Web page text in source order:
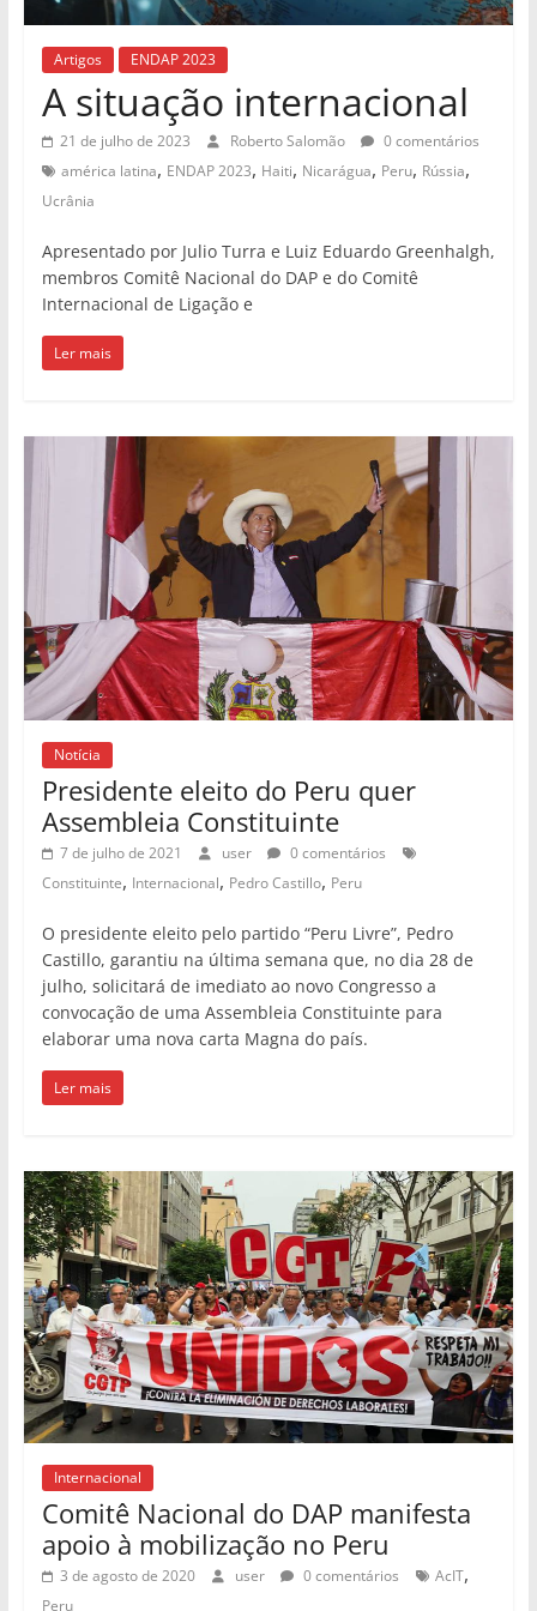
Artigos ENDAP 2023
A situação internacional
21 de julho de 2023 Roberto Salomão
0 comentários
américa latina, ENDAP 2023, Haiti, Nicarágua, Peru, Rússia,
Ucrânia
Apresentado por Julio Turra e Luiz Eduardo Greenhalgh,
membros Comitê Nacional do DAP e do Comitê
Internacional de Ligação e
Ler mais
Notícia
Presidente eleito do Peru quer
Assembleia Constituinte
7 de julho de 2021 user
0 comentários
Constituinte, Internacional, Pedro Castillo, Peru
O presidente eleito pelo partido “Peru Livre”, Pedro
Castillo, garantiu na última semana que, no dia 28 de
julho, solicitará de imediato ao novo Congresso a
convocação de uma Assembleia Constituinte para
elaborar uma nova carta Magna do país.
Ler mais
Internacional
Comitê Nacional do DAP manifesta
apoio à mobilização no Peru
3 de agosto de 2020 user 0 comentários AcIT,
Peru